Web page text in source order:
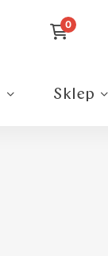
Sklep